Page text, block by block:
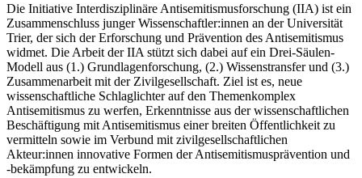
Die Initiative Interdisziplinäre Antisemitismusforschung (IIA) ist ein
Zusammenschluss junger Wissenschaftler:innen an der Universität
Trier, der sich der Erforschung und Prävention des Antisemitismus
widmet. Die Arbeit der IIA stützt sich dabei auf ein Drei-Säulen-
Modell aus (1.) Grundlagenforschung, (2.) Wissenstransfer und (3.)
Zusammenarbeit mit der Zivilgesellschaft. Ziel ist es, neue
wissenschaftliche Schlaglichter auf den Themenkomplex
Antisemitismus zu werfen, Erkenntnisse aus der wissenschaftlichen
Beschäftigung mit Antisemitismus einer breiten Öffentlichkeit zu
vermitteln sowie im Verbund mit zivilgesellschaftlichen
Akteur:innen innovative Formen der Antisemitismusprävention und
-bekämpfung zu entwickeln.